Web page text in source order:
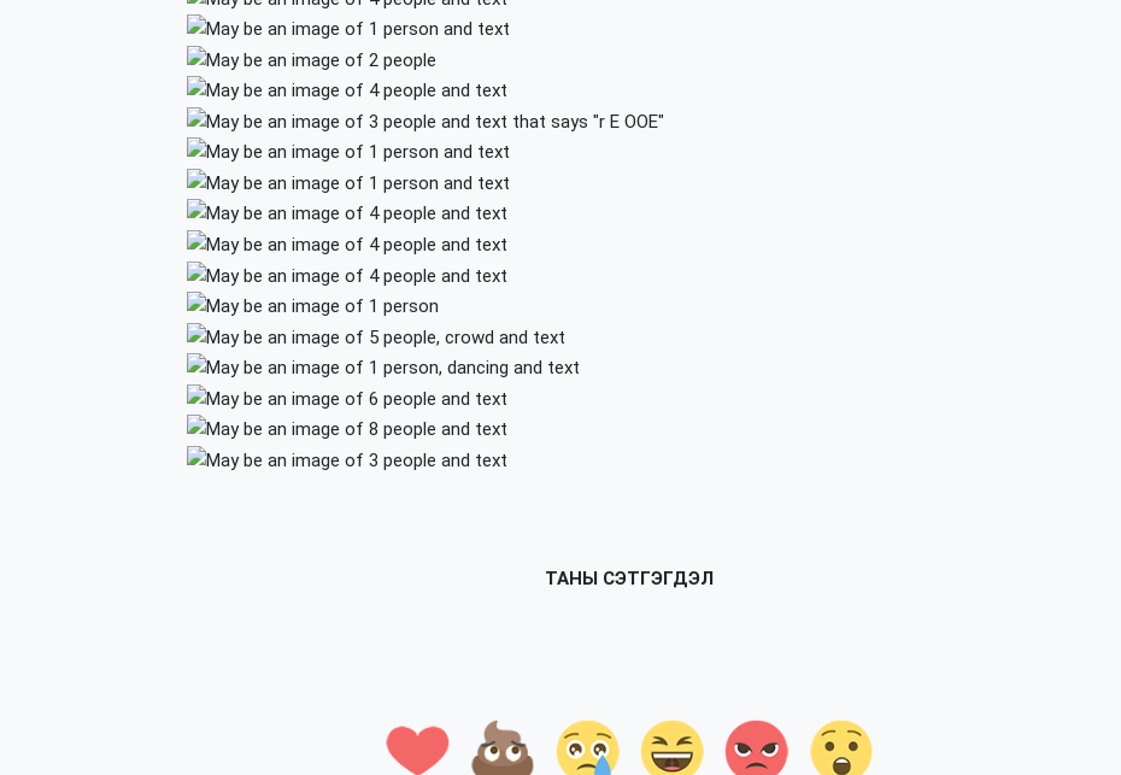
ТАНЫ СЭТГЭГДЭЛ